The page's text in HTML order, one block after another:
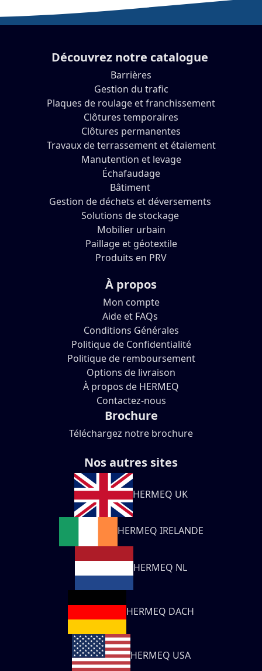
Découvrez notre catalogue
Barrières
Gestion du trafic
Plaques de roulage et franchissement
Clôtures temporaires
Clôtures permanentes
Travaux de terrassement et étaiement
Manutention et levage
Échafaudage
Bâtiment
Gestion de déchets et déversements
Solutions de stockage
Mobilier urbain
Paillage et géotextile
Produits en PRV
À propos
Mon compte
Aide et FAQs
Conditions Générales
Politique de Confidentialité
Politique de remboursement
Options de livraison
À propos de HERMEQ
Contactez-nous
Brochure
Téléchargez notre brochure
Nos autres sites
HERMEQ UK
HERMEQ IRELANDE
HERMEQ NL
HERMEQ DACH
HERMEQ USA